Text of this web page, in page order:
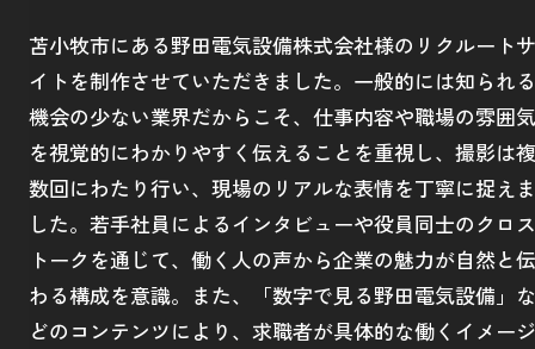
苫小牧市にある野田電気設備株式会社様のリクルートサ
イトを制作させていただきました。一般的には知られる
機会の少ない業界だからこそ、仕事内容や職場の雰囲気
を視覚的にわかりやすく伝えることを重視し、撮影は複
数回にわたり行い、現場のリアルな表情を丁寧に捉えま
した。若手社員によるインタビューや役員同士のクロス
トークを通じて、働く人の声から企業の魅力が自然と伝
わる構成を意識。また、「数字で見る野田電気設備」な
どのコンテンツにより、求職者が具体的な働くイメージ